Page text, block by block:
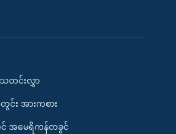
သတင်းလွှာ
း အားကစား
အမေရိကန်တခွင်